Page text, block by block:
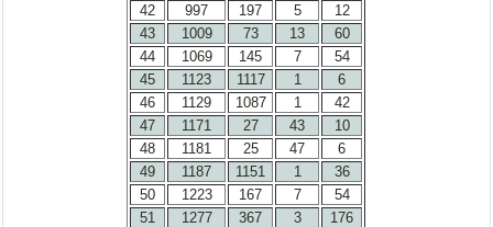
42
997 197 5
12
43
1009 73 13
60
44
1069 145 7
54
45
1123 1117 1
6
46
1129 1087 1
42
47
1171 27 43
10
48
1181 25 47
6
49
1187 1151 1
36
50
1223 167 7
54
51
1277 367 3
176